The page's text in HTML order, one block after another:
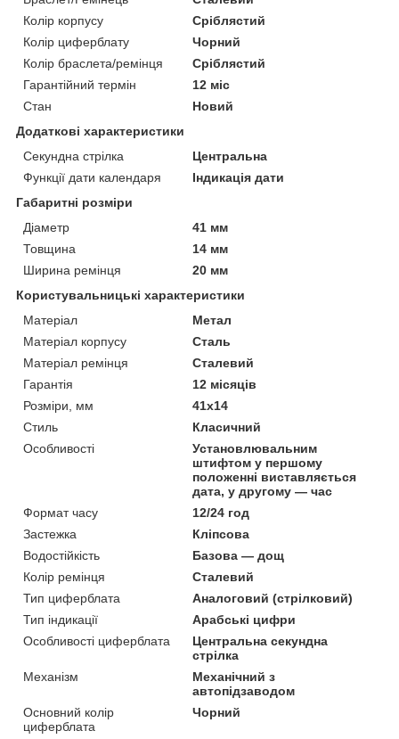
Колір корпусу
Сріблястий
Колір циферблату
Чорний
Колір браслета/ремінця
Сріблястий
Гарантійний термін
12 міс
Стан
Новий
Додаткові характеристики
Секундна стрілка
Центральна
Функції дати календаря
Індикація дати
Габаритні розміри
Діаметр
41 мм
Товщина
14 мм
Ширина ремінця
20 мм
Користувальницькі характеристики
Матеріал
Метал
Матеріал корпусу
Сталь
Матеріал ремінця
Сталевий
Гарантія
12 місяців
Розміри, мм
41х14
Стиль
Класичний
Особливості
Установлювальним
штифтом у першому
положенні виставляється
дата, у другому — час
Формат часу
12/24 год
Застежка
Кліпсова
Водостійкість
Базова — дощ
Колір ремінця
Сталевий
Тип циферблата
Аналоговий (стрілковий)
Тип індикації
Арабські цифри
Особливості циферблата
Центральна секундна
стрілка
Механізм
Механічний з
автопідзаводом
Основний колір
циферблата
Чорний